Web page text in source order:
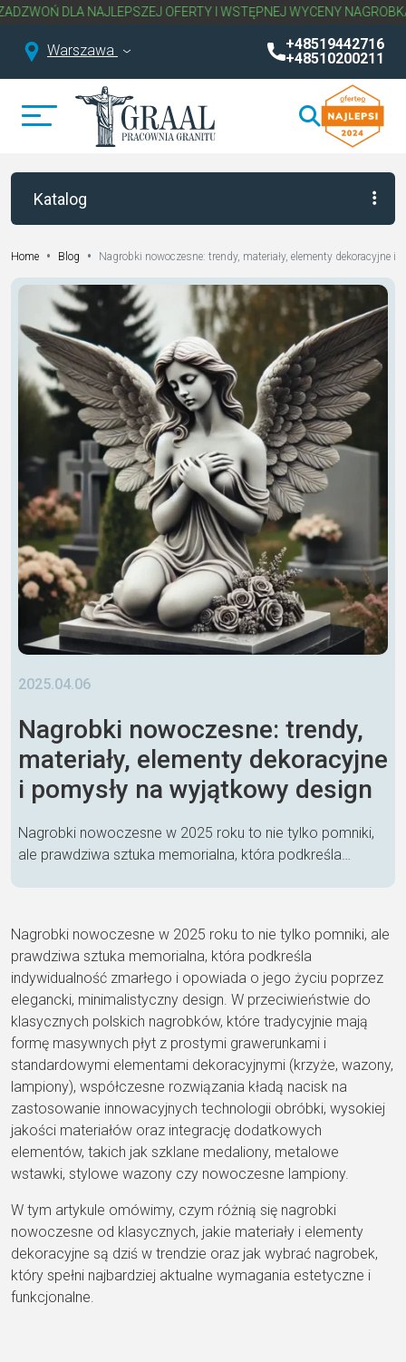
OFERTY I WSTĘPNEJ WYCENY NAGROBKA. NAPISZ LUB
Warszawa
+48519442716
+48510200211
Katalog
Home • Blog • Nagrobki nowoczesne: trendy, materiały, elementy dekoracyjne i
2025.04.06
Nagrobki nowoczesne: trendy,
materiały, elementy dekoracyjne
i pomysły na wyjątkowy design
Nagrobki nowoczesne w 2025 roku to nie tylko pomniki,
ale prawdziwa sztuka memorialna, która podkreśla…
Nagrobki nowoczesne w 2025 roku to nie tylko pomniki, ale
prawdziwa sztuka memorialna, która podkreśla
indywidualność zmarłego i opowiada o jego życiu poprzez
elegancki, minimalistyczny design. W przeciwieństwie do
klasycznych polskich nagrobków, które tradycyjnie mają
formę masywnych płyt z prostymi grawerunkami i
standardowymi elementami dekoracyjnymi (krzyże, wazony,
lampiony), współczesne rozwiązania kładą nacisk na
zastosowanie innowacyjnych technologii obróbki, wysokiej
jakości materiałów oraz integrację dodatkowych
elementów, takich jak szklane medaliony, metalowe
wstawki, stylowe wazony czy nowoczesne lampiony.
W tym artykule omówimy, czym różnią się nagrobki
nowoczesne od klasycznych, jakie materiały i elementy
dekoracyjne są dziś w trendzie oraz jak wybrać nagrobek,
który spełni najbardziej aktualne wymagania estetyczne i
funkcjonalne.